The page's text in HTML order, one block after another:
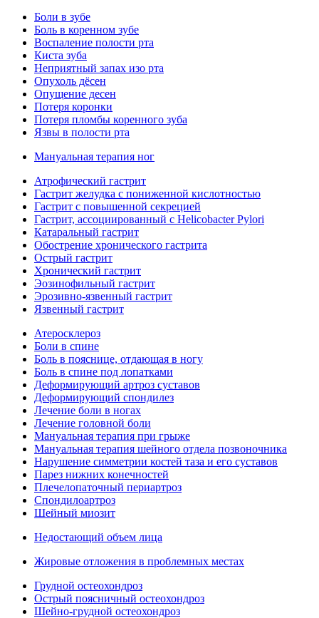
Боли в зубе
Боль в коренном зубе
Воспаление полости рта
Киста зуба
Неприятный запах изо рта
Опухоль дёсен
Опущение десен
Потеря коронки
Потеря пломбы коренного зуба
Язвы в полости рта
Мануальная терапия ног
Атрофический гастрит
Гастрит желудка с пониженной кислотностью
Гастрит с повышенной секрецией
Гастрит, ассоциированный с Helicobacter Pylori
Катаральный гастрит
Обострение хронического гастрита
Острый гастрит
Хронический гастрит
Эозинофильный гастрит
Эрозивно-язвенный гастрит
Язвенный гастрит
Атеросклероз
Боли в спине
Боль в пояснице, отдающая в ногу
Боль в спине под лопатками
Деформирующий артроз суставов
Деформирующий спондилез
Лечение боли в ногах
Лечение головной боли
Мануальная терапия при грыже
Мануальная терапия шейного отдела позвоночника
Нарушение симметрии костей таза и его суставов
Парез нижних конечностей
Плечелопаточный периартроз
Спондилоартроз
Шейный миозит
Недостающий объем лица
Жировые отложения в проблемных местах
Грудной остеохондроз
Острый поясничный остеохондроз
Шейно-грудной остеохондроз